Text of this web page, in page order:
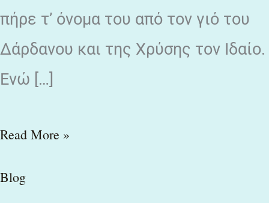
πήρε τ’ όνομα του από τον γιό του
Δάρδανου και της Χρύσης τον Ιδαίο.
Ενώ […]
Read More »
Blog